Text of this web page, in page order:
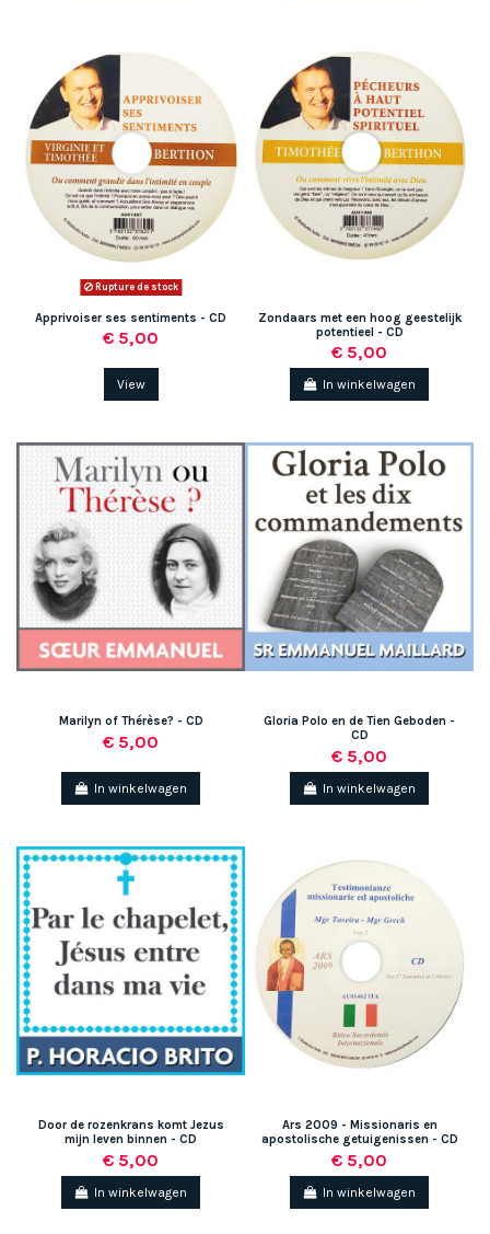
Rupture de stock
Apprivoiser ses sentiments - CD
€ 5,00
View
Zondaars met een hoog geestelijk
potentieel - CD
€ 5,00
In winkelwagen
Marilyn of Thérèse? - CD
€ 5,00
In winkelwagen
Gloria Polo en de Tien Geboden -
CD
€ 5,00
In winkelwagen
Door de rozenkrans komt Jezus
mijn leven binnen - CD
€ 5,00
In winkelwagen
Ars 2009 - Missionaris en
apostolische getuigenissen - CD
€ 5,00
In winkelwagen